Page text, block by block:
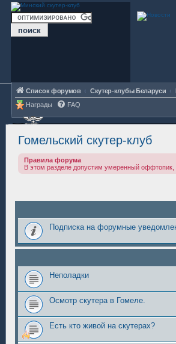
Список форумов Скутер-клубы Беларуси
Награды
FAQ
Гомельский скутер-клуб
Правила форума
В этом разделе допустим умеренный оффтопик,
Подписка на форумные
Неполадки
Осмотр скутера в Гомеле.
Есть кто живой на скутерах?